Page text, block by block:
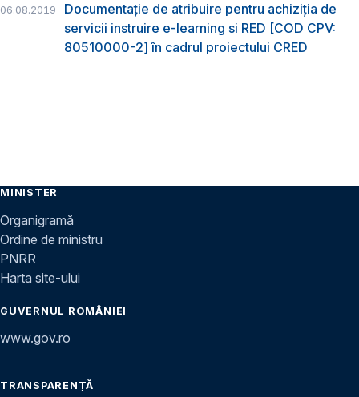
06.08.2019
Documentație de atribuire pentru achiziţia de
servicii instruire e-learning si RED [COD CPV:
80510000-2] în cadrul proiectului CRED
MINISTER
Organigramă
Ordine de ministru
PNRR
Harta site-ului
GUVERNUL ROMÂNIEI
www.gov.ro
TRANSPARENȚĂ